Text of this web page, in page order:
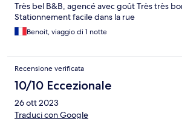
Très bel B&B, agencé avec goût Très très
Stationnement facile dans la rue
Benoit, viaggio di 1 notte
Recensione verificata
10/10 Eccezionale
26 ott 2023
Traduci con Google